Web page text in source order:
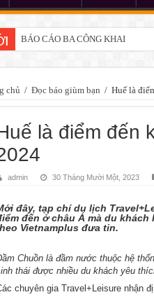
BÁO CÁO BA CÔNG KHAI
chủ / Đọc báo giùm bạn / Huế là
là điểm đến
admin 30 Tháng Mười Một, 2023
đây, tạp chí du lịch
đến ở châu Á mà du
Vietnamplus đưa tin.
Chuồn là đầm nước thuộc hệ
thái được nhiều du khách yêu
chuyên gia Travel+Leisure nhận